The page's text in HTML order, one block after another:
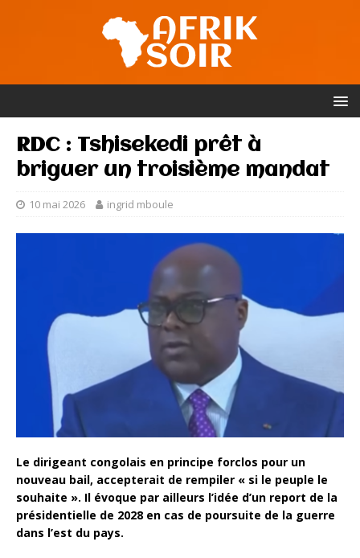
RDC : Tshisekedi prêt à
briguer un troisième mandat
10 mai 2026 ingrid mboule
Le dirigeant congolais en principe forclos pour un
nouveau bail, accepterait de rempiler « si le peuple le
souhaite ». Il évoque par ailleurs l’idée d’un report de la
présidentielle de 2028 en cas de poursuite de la guerre
dans l’est du pays.